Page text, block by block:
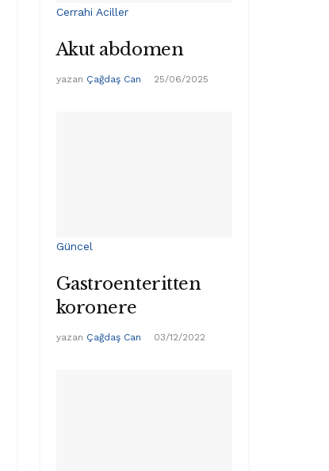
Cerrahi Aciller
Akut abdomen
yazan Çağdaş Can 25/06/2025
Güncel
Gastroenteritten
koronere
yazan Çağdaş Can 03/12/2022